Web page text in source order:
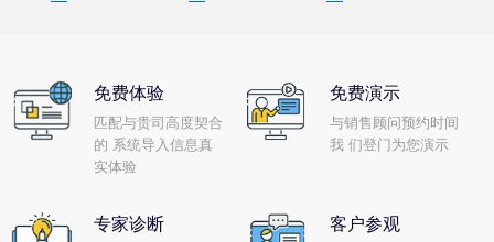
免费体验
匹配与贵司高度契合
的 系统导入信息真
实体验
免费演示
与销售顾问预约时间
我 们登门为您演示
专家诊断 客户参观